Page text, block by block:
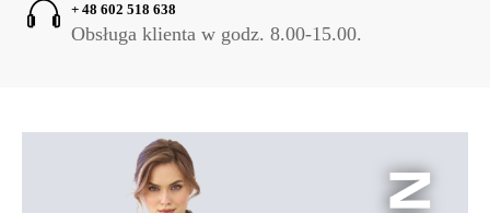
+ 48 602 518 638
Obsługa klienta w godz. 8.00-15.00.